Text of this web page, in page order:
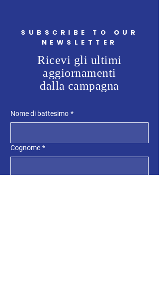
SUBSCRIBE TO OUR
NEWSLETTER
Ricevi gli ultimi
aggiornamenti
dalla campagna
Nome di battesimo *
Cognome *